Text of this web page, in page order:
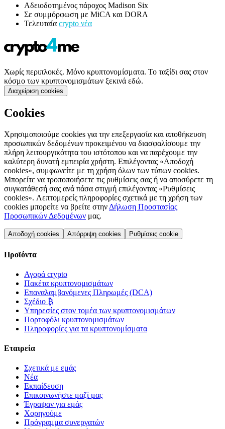
Αδειοδοτημένος πάροχος Madison Six
Σε συμμόρφωση με MiCA και DORA
Τελευταία crypto νέα
Χωρίς περιπλοκές. Μόνο κρυπτονομίσματα. Το ταξίδι σας στον
κόσμο των κρυπτονομισμάτων ξεκινά εδώ.
Διαχείριση cookies
Cookies
Χρησιμοποιούμε cookies για την επεξεργασία και αποθήκευση
προσωπικών δεδομένων προκειμένου να διασφαλίσουμε την
πλήρη λειτουργικότητα του ιστότοπου και να παρέχουμε την
καλύτερη δυνατή εμπειρία χρήστη. Επιλέγοντας «Αποδοχή
cookies», συμφωνείτε με τη χρήση όλων των τύπων cookies.
Μπορείτε να τροποποιήσετε τις ρυθμίσεις σας ή να αποσύρετε τη
συγκατάθεσή σας ανά πάσα στιγμή επιλέγοντας «Ρυθμίσεις
cookies». Λεπτομερείς πληροφορίες σχετικά με τη χρήση των
cookies μπορείτε να βρείτε στην Δήλωση Προστασίας
Προσωπικών Δεδομένων μας.
Αποδοχή cookies Απόρριψη cookies Ρυθμίσεις cookie
Προϊόντα
Αγορά crypto
Πακέτα κρυπτονομισμάτων
Επαναλαμβανόμενες Πληρωμές (DCA)
Σχέδιο ₿
Υπηρεσίες στον τομέα των κρυπτονομισμάτων
Πορτοφόλι κρυπτονομισμάτων
Πληροφορίες για τα κρυπτονομίσματα
Εταιρεία
Σχετικά με εμάς
Νέα
Εκπαίδευση
Επικοινωνήστε μαζί μας
Έγραψαν για εμάς
Χορηγούμε
Πρόγραμμα συνεργατών